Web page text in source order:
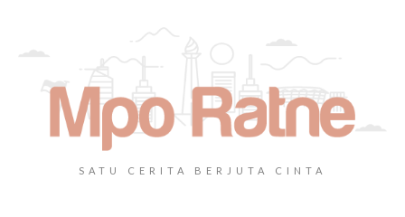
SATU CERITA BERJUTA CINTA